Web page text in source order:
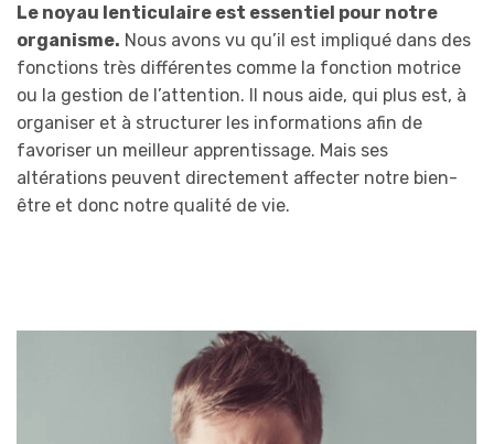
Le noyau lenticulaire est essentiel pour notre
organisme. Nous avons vu qu’il est impliqué dans des
fonctions très différentes comme la fonction motrice
ou la gestion de l’attention. Il nous aide, qui plus est, à
organiser et à structurer les informations afin de
favoriser un meilleur apprentissage. Mais ses
altérations peuvent directement affecter notre bien-
être et donc notre qualité de vie.